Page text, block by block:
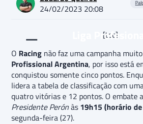
24/02/2023 20:08
Liga Profesional
[toc]
O Racing não faz uma campanha
Profissional Argentina, por isso está
conquistou somente cinco pontos.
lidera a tabela de classificação com
quatro vitórias e 12 pontos. O embate
Presidente Perónàs 19h15 (horário
segunda-feira (27).